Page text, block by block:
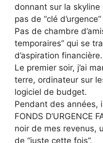
donnant sur la skyline
pas de “clé
Pas de chambre
temporaires” qui se
d’aspiration financière.
Le premier soir, j’ai
terre, ordinateur sur
logiciel de budget.
Pendant des années,
FONDS D’URGENCE
noir de mes revenus,
de “juste cette fois”.